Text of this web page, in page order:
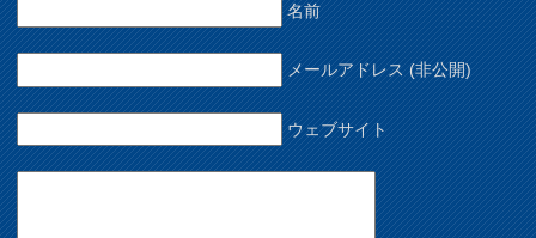
名前
メールアドレス (非公開)
ウェブサイト